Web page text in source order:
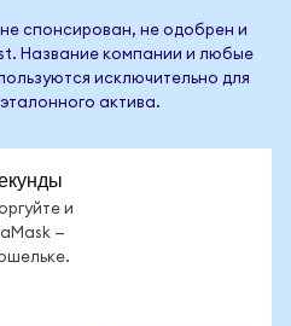
спонсирован, не одобрен и
Название компании и любые
исключительно для
актива.
и
—